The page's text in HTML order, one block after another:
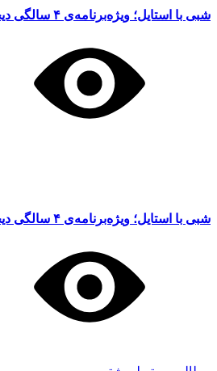
شبی با استایل؛ ویژه‌برنامه‌ی ۴ سالگی دیجی‌استایل (شب چهارم)
شبی با استایل؛ ویژه‌برنامه‌ی ۴ سالگی دیجی‌استایل (شب دوم)